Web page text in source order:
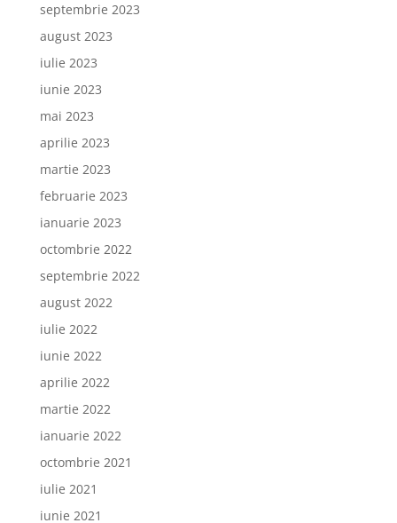
septembrie 2023
august 2023
iulie 2023
iunie 2023
mai 2023
aprilie 2023
martie 2023
februarie 2023
ianuarie 2023
octombrie 2022
septembrie 2022
august 2022
iulie 2022
iunie 2022
aprilie 2022
martie 2022
ianuarie 2022
octombrie 2021
iulie 2021
iunie 2021